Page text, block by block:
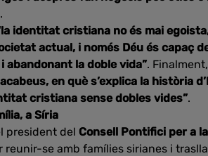
.
identitat cristiana no és mai
actual, i només Déu és capaç
la doble vida”.
en què s’explica la història
cristiana sense dobles vides”.
a Síria
president del Consell Pontifici per a
reunir-se amb famílies sirianes i